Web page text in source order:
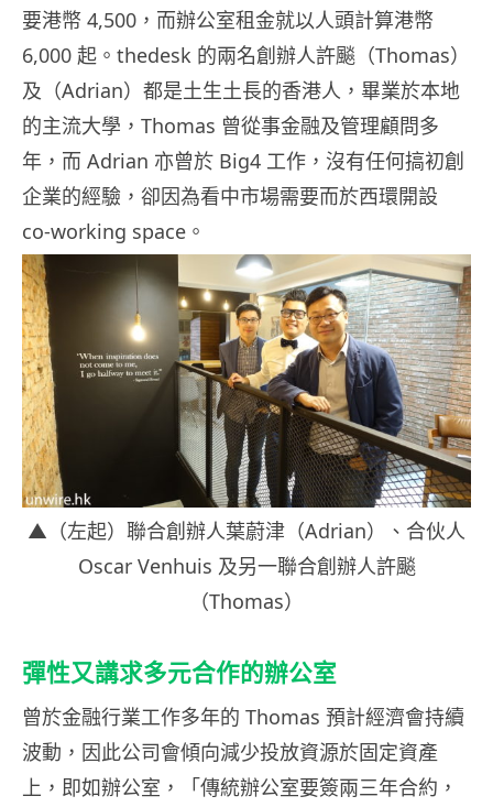
要港幣 4,500，而辦公室租金就以人頭計算港幣
6,000 起。thedesk 的兩名創辦人許飈（Thomas）
及（Adrian）都是土生土長的香港人，畢業於本地
的主流大學，Thomas 曾從事金融及管理顧問多
年，而 Adrian 亦曾於 Big4 工作，沒有任何搞初創
企業的經驗，卻因為看中市場需要而於西環開設
co-working space。
▲（左起）聯合創辦人葉蔚津（Adrian）、合伙人
Oscar Venhuis 及另一聯合創辦人許飈
（Thomas）
彈性又講求多元合作的辦公室
曾於金融行業工作多年的 Thomas 預計經濟會持續
波動，因此公司會傾向減少投放資源於固定資產
上，即如辦公室，「傳統辦公室要簽兩三年合約，